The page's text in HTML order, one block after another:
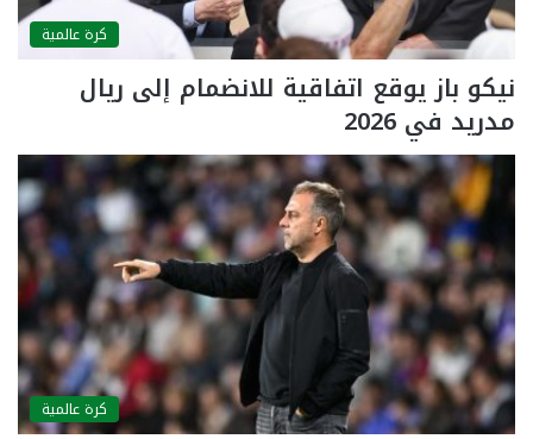
كرة عالمية
نيكو باز يوقع اتفاقية للانضمام إلى ريال
مدريد في 2026
كرة عالمية